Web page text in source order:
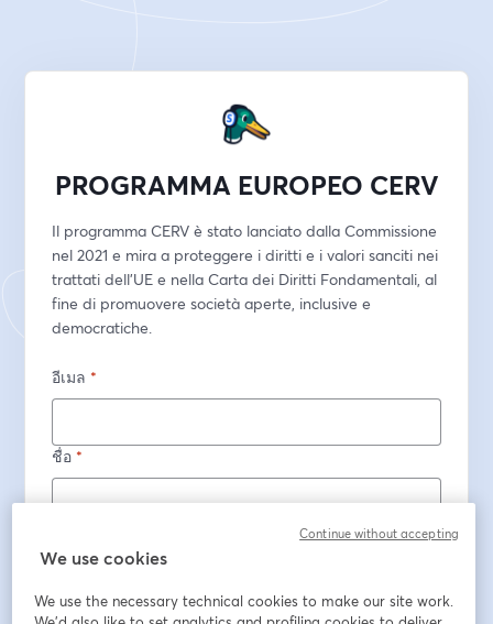
PROGRAMMA EUROPEO CERV
Il programma CERV è stato lanciato dalla Commissione
nel 2021 e mira a proteggere i diritti e i valori sanciti nei
trattati dell’UE e nella Carta dei Diritti Fondamentali, al
fine di promuovere società aperte, inclusive e
democratiche.
อีเมล *
ชื่อ *
We use cookies
We use the necessary technical cookies to make our site work.
Continue without accepting